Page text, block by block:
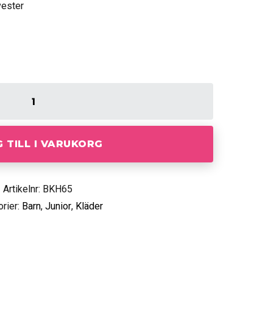
TILL I VARUKORG
Artikelnr: BKH65
Barn, Junior, Kläder